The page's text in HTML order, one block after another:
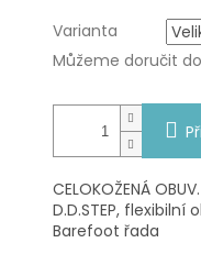
Varianta
Můžeme doručit
CELOKOŽENÁ
D.D.STEP,
Barefoot řada